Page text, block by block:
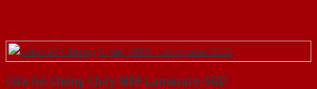
Cửa Gỗ Chống Cháy MDF Laminate-SGD